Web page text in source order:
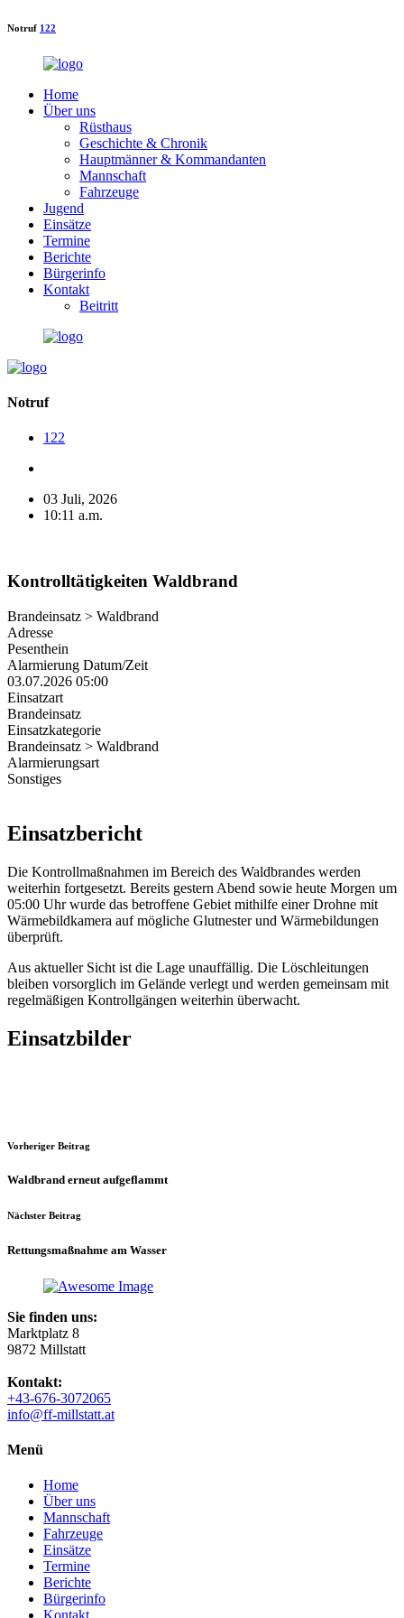
Notruf 122
Home
Über uns
Rüsthaus
Geschichte & Chronik
Hauptmänner & Kommandanten
Mannschaft
Fahrzeuge
Jugend
Einsätze
Termine
Berichte
Bürgerinfo
Kontakt
Beitritt
Notruf
122
03 Juli, 2026
10:11 a.m.
Kontrolltätigkeiten Waldbrand
Brandeinsatz > Waldbrand
Adresse
Pesenthein
Alarmierung Datum/Zeit
03.07.2026 05:00
Einsatzart
Brandeinsatz
Einsatzkategorie
Brandeinsatz > Waldbrand
Alarmierungsart
Sonstiges
Einsatzbericht
Die Kontrollmaßnahmen im Bereich des Waldbrandes werden
weiterhin fortgesetzt. Bereits gestern Abend sowie heute Morgen um
05:00 Uhr wurde das betroffene Gebiet mithilfe einer Drohne mit
Wärmebildkamera auf mögliche Glutnester und Wärmebildungen
überprüft.
Aus aktueller Sicht ist die Lage unauffällig. Die Löschleitungen
bleiben vorsorglich im Gelände verlegt und werden gemeinsam mit
regelmäßigen Kontrollgängen weiterhin überwacht.
Einsatzbilder
Vorheriger Beitrag
Waldbrand erneut aufgeflammt
Nächster Beitrag
Rettungsmaßnahme am Wasser
Sie finden uns:
Marktplatz 8
9872 Millstatt
Kontakt:
+43-676-3072065
info@ff-millstatt.at
Menü
Home
Über uns
Mannschaft
Fahrzeuge
Einsätze
Termine
Berichte
Bürgerinfo